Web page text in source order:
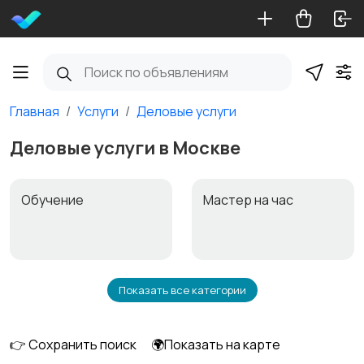
Главная Услуги Деловые услуги
Деловые услуги в Москве
Обучение Мастер на час
Красота и здоровье Перевозки
Показать все категории
👉 Сохранить поиск
🌍Показать на карте